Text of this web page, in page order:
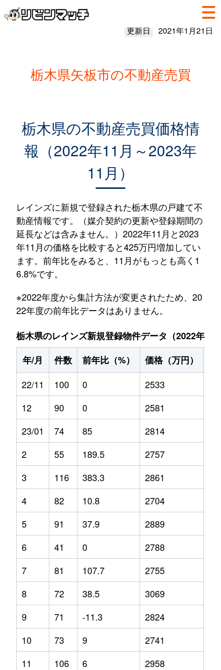
更新日 2021年1月21日
栃木県矢板市の不動産売買
栃木県の不動産売買価格情
報（2022年11月～2023年
11月）
レインズに新規で登録された栃木県の戸建て不
動産情報です。（媒介契約の更新や登録期間の
延長などは含みません。）2022年11月と2023
年11月の価格を比較すると425万円増加してい
ます。前年比をみると、11月がもっとも高く1
6.8%です。
※2022年度から集計方法が変更されたため、20
22年度の前年比データはありません。
栃木県のレインズ新規登録物件データ（2022年11
年/月
件数 前年比（%） 価格（万円）
22/11
100 0 2533
12
90 0 2581
23/01
74 85 2814
2
55 189.5 2757
3
116 383.3 2861
4
82 10.8 2704
5
91 37.9 2889
6
41 0 2788
7
81 107.7 2755
8
72 38.5 3069
9
71 -11.3 2824
10
73 9 2741
11
106 6 2958